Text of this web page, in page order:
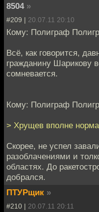
8504 »
#209 | 20.07.11 20:10
Кому: Полиграф
Всё, как говорится,
гражданину Шарикову
сомневается.
Кому: Полиграф
> Хрущев вполне
Скорее, не успел
разоблачениями и
областях. До
добрался.
ПТУРщик »
#210 | 20.07.11 20:11